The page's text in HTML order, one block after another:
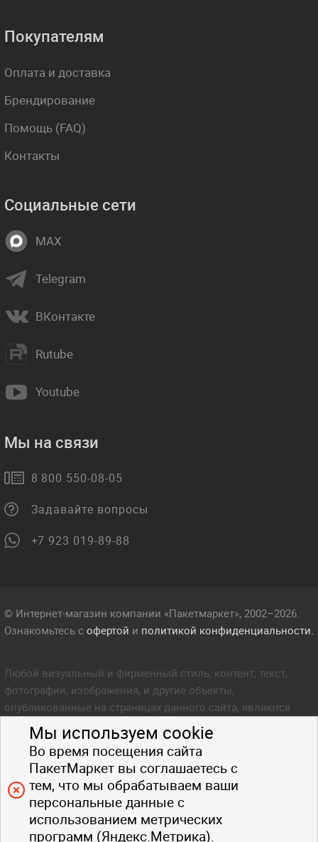
Мы используем cookie
Во время посещения сайта
ПакетМаркет вы соглашаетесь с
тем, что мы обрабатываем ваши
персональные данные с
использованием метрических
программ (Яндекс.Метрика).
Покупателям
Оплата и доставка
Брендирование
Помощь (FAQ)
Контакты
Социальные сети
MAX
Telegram
ВКонтакте
Rutube
Youtube
Мы на связи
8 800 550-08-05
Задавайте вопросы
+7 923 019-89-88
© Интернет-магазин компании «Пакетмаркет», 2002–2026.
Ознакомьтесь с офертой и политикой конфиденциальности.
Любой визуальный и фирменный стиль, контент, текст,
фотографии, изображения, и другие объекты,
опубликованные на страницах данного сайта, являются
объектом прав интеллектуальной собственности компании
Пакетмаркет. Любое копирование стиля, контента, текста,
фотографий, изображений и других объектов данного сайта
запрещено.